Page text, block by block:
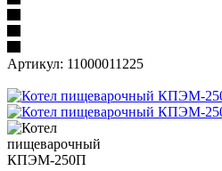
Артикул: 11000011225